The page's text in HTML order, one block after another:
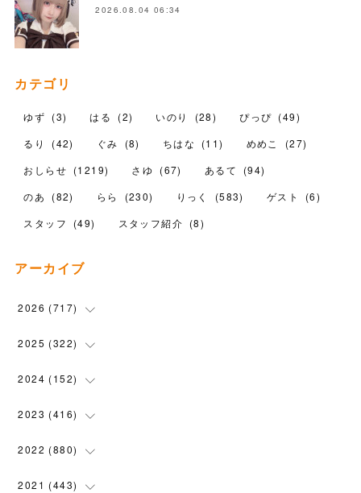
2026.08.04 06:34
カテゴリ
ゆず (3) はる (2) いのり (28) ぴっぴ (49)
るり
(42) ぐみ (8) ちはな (11) めめこ (27)
おしらせ (1219) さゆ (67) あるて (94)
のあ
(82) らら (230) りっく (583) ゲスト (6)
スタッフ
(49) スタッフ紹介 (8)
アーカイブ
2026 (717)
(10)
(102
( 110
( 119
2025 (322)
(90)
( 100
(74)
( 4 )
2024 (152)
(5 )
(5)
( 7 )
2023 (416)
(28)
( 58)
2022 (880)
(31)
2021 (443)